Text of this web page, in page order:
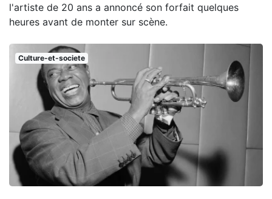
l'artiste de 20 ans a annoncé son forfait quelques
heures avant de monter sur scène.
Culture-et-societe